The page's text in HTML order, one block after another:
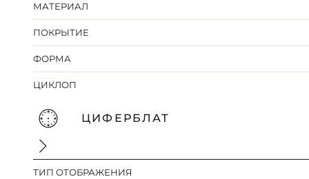
МАТЕРИАЛ
ПОКРЫТИЕ
ФОРМА
ЦИКЛОП
ЦИФЕРБЛАТ
ТИП ОТОБРАЖЕНИЯ